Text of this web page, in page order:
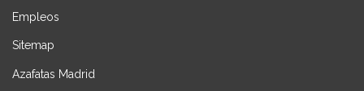
Empleos
Sitemap
Azafatas Madrid